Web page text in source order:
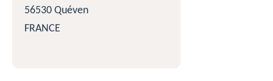
56530 Quéven
FRANCE